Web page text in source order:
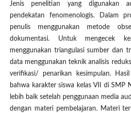
Jenis penelitian yang digunakan
pendekatan fenomenologis. Dalam
penulis menggunakan metode
dokumentasi. Untuk mengecek
menggunakan triangulasi sumber dan
data menggunakan teknik analisis
verifikasi/ penarikan kesimpulan.
bahwa karakter siswa kelas VII di SMP
lebih baik setelah penggunaan media
dengan materi pembelajaran. Materi